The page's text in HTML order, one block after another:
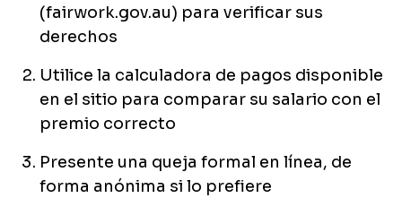
(fairwork.gov.au) para verificar sus
derechos
Utilice la calculadora de pagos disponible
en el sitio para comparar su salario con el
premio correcto
Presente una queja formal en línea, de
forma anónima si lo prefiere